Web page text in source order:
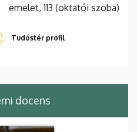
emelet, 113 (oktatói szoba)
Tudóstér profil
docens